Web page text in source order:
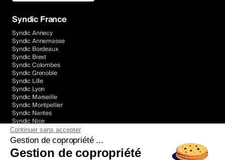
Syndic France
Syndic Annecy
Syndic Annemasse
Syndic Bordeaux
Syndic Brest
Syndic Colombes
Syndic Grenoble
Syndic Lille
Syndic Lyon
Syndic Marseille
Syndic Montpellier
Syndic Nantes
Syndic Nice
Syndic Paris
Syndic Rennes
Syndic Toulon
Syndic Toulouse
Continuer sans accepter
Gestion de copropriété ...
Gestion de copropriété